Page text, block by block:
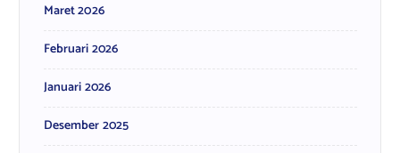
Maret 2026
Februari 2026
Januari 2026
Desember 2025